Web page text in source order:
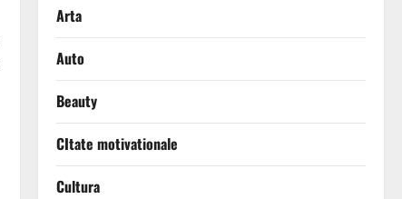
Arta
Auto
Beauty
CItate motivationale
Cultura